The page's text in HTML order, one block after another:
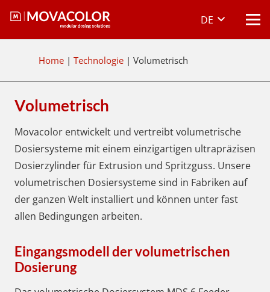
DE
Home | Technologie | Volumetrisch
Volumetrisch
Movacolor entwickelt und vertreibt volumetrische
Dosiersysteme mit einem einzigartigen ultrapräzisen
Dosierzylinder für Extrusion und Spritzguss. Unsere
volumetrischen Dosiersysteme sind in Fabriken auf
der ganzen Welt installiert und können unter fast
allen Bedingungen arbeiten.
Eingangsmodell der volumetrischen
Dosierung